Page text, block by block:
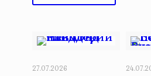
27.07.2026